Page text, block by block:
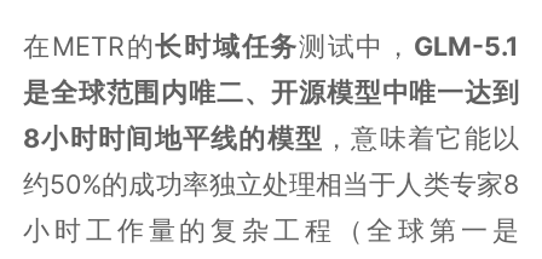
在METR的长时域任务测试中， GLM-5.1
是全球范围内唯二、开源模型中唯一达到
8小时时间地平线的模型 ，意味着它能以
约50%的成功率独立处理相当于人类专家8
小时工作量的复杂工程（全球第一是